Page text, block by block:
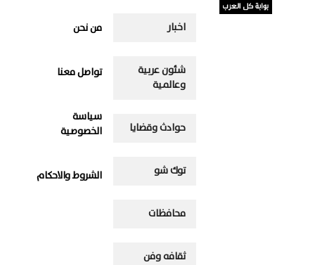
اخبار
شئون عربية
وعالمية
حوادث وقضايا
توك شو
محافظات
ثقافه وفن
من نحن
تواصل معنا
سياسة
الخصوصية
الشروط والاحكام